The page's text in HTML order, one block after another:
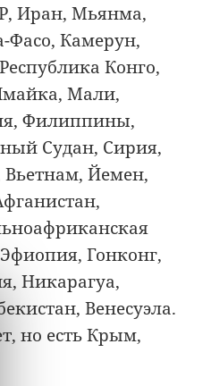
Иран, Мьянма,
Фасо, Камерун,
Конго,
Мали,
Филиппины,
Судан, Сирия,
Вьетнам, Йемен,
Гонконг,
Никарагуа,
Венесуэла.
но есть Крым,